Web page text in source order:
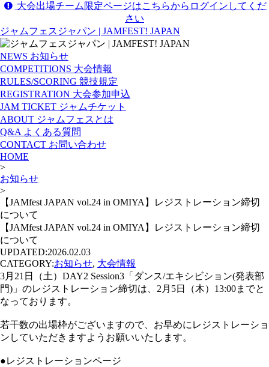
大会出場チーム限定ページはこちらからログインしてくだ
さい
ジャムフェスジャパン | JAMFEST! JAPAN
NEWS お知らせ
COMPETITIONS 大会情報
RULES/SCORING 競技規定
REGISTRATION 大会参加申込
JAM TICKET ジャムチケット
ABOUT ジャムフェスとは
Q&A よくある質問
CONTACT お問い合わせ
HOME
>
お知らせ
>
【JAMfest JAPAN vol.24 in OMIYA】レジストレーション締切
について
【JAMfest JAPAN vol.24 in OMIYA】レジストレーション締切
について
UPDATED:2026.02.03
CATEGORY:お知らせ, 大会情報
3月21日（土）DAY2 Session3「ダンス/エキシビション(発表部
門)」のレジストレーション締切は、 2月5日（木）13:00までと
なっております。
若干数の出場枠がございますので、お早めにレジストレーショ
ンしていただきますようお願いいたします。
●レジストレーションページ